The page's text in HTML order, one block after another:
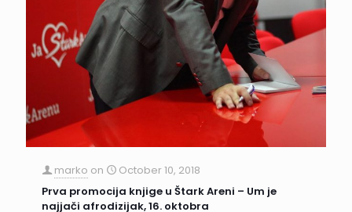
marko on
October 10, 2018
Prva promocija knjige u Štark Areni – Um je
najjači afrodizijak, 16. oktobra